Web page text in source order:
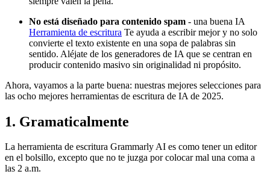
No está diseñado para contenido spam - una buena IA
Herramienta de escritura Te ayuda a escribir mejor y no solo
convierte el texto existente en una sopa de palabras sin
sentido. Aléjate de los generadores de IA que se centran en
producir contenido masivo sin originalidad ni propósito.
Ahora, vayamos a la parte buena: nuestras mejores selecciones para
las ocho mejores herramientas de escritura de IA de 2025.
1. Gramaticalmente
La herramienta de escritura Grammarly AI es como tener un editor
en el bolsillo, excepto que no te juzga por colocar mal una coma a
las 2 a.m.